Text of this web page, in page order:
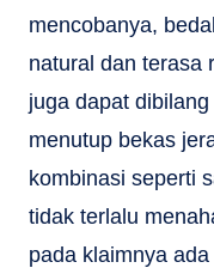
mencobanya,
natural dan terasa
juga dapat
menutup bekas
kombinasi seperti
tidak terlalu
pada klaimnya